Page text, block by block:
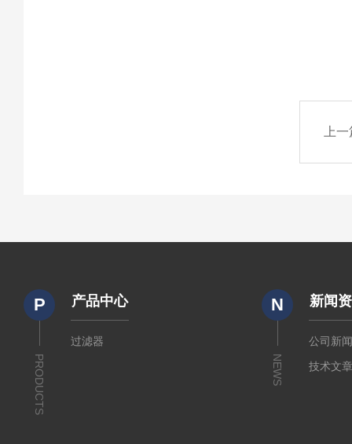
上
P
PRODUCTS
产品中心
过滤器
N
NEWS
新闻
公司新
技术文